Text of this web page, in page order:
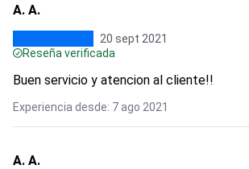
A. A.
20 sept 2021
Reseña verificada
Buen servicio y atencion al cliente!!
Experiencia desde: 7 ago 2021
A. A.